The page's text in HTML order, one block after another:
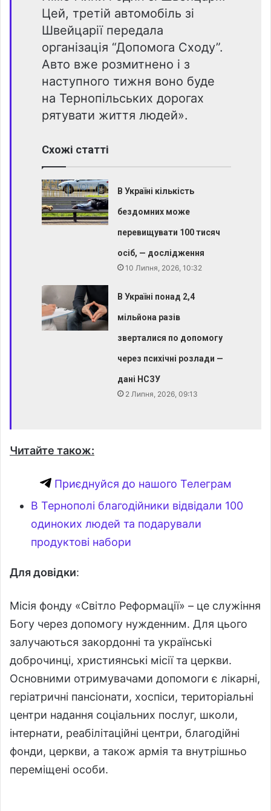
Цей, третій автомобіль зі
Швейцарії передала
організація “Допомога Сходу”.
Авто вже розмитнено і з
наступного тижня воно буде
на Тернопільських дорогах
рятувати життя людей».
Схожі статті
В Україні кількість
бездомних може
перевищувати 100 тисяч
осіб, — дослідження
10 Липня, 2026, 10:32
В Україні понад 2,4
мільйона разів
зверталися по допомогу
через психічні розлади —
дані НСЗУ
2 Липня, 2026, 09:13
Читайте також:
Приєднуйся до нашого Телеграм
В Тернополі благодійники відвідали 100
одиноких людей та подарували
продуктові набори
Для довідки:
Місія фонду «Світло Реформації» – це служіння
Богу через допомогу нужденним. Для цього
залучаються закордонні та українські
доброчинці, християнські місії та церкви.
Основними отримувачами допомоги є лікарні,
геріатричні пансіонати, хоспіси, територіальні
центри надання соціальних послуг, школи,
інтернати, реабілітаційні центри, благодійні
фонди, церкви, а також армія та внутрішньо
переміщені особи.